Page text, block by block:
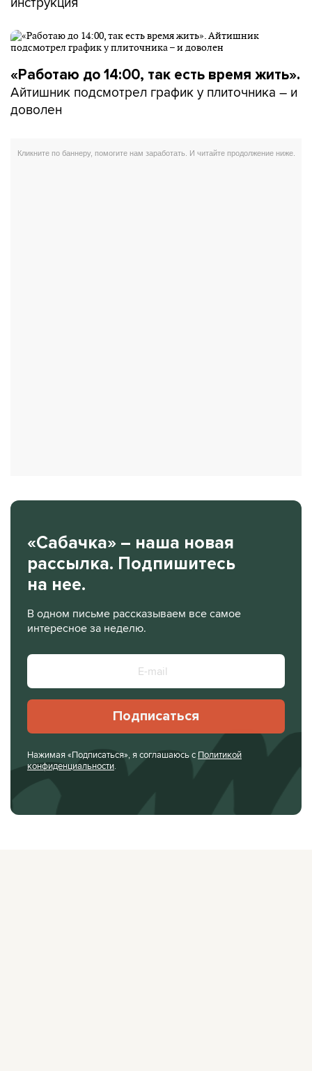
«Работаю до 14:00, так есть время жить».
Айтишник подсмотрел график у плиточника – и
доволен
«Сабачка» – наша новая
рассылка. Подпишитесь
на нее.
В одном письме рассказываем все самое
интересное за неделю.
Подписаться
Нажимая «Подписаться», я соглашаюсь с Политикой
конфиденциальности.